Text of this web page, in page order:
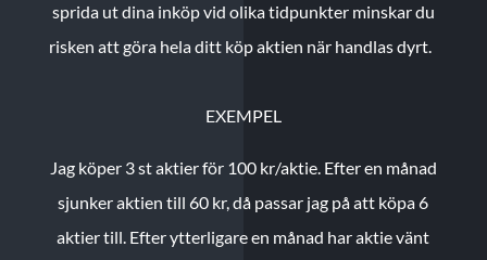
sprida ut dina inköp vid olika tidpunkter minskar du
risken att göra hela ditt köp aktien när handlas dyrt.
EXEMPEL
Jag köper 3 st aktier för 100 kr/aktie. Efter en månad
sjunker aktien till 60 kr, då passar jag på att köpa 6
aktier till. Efter ytterligare en månad har aktie vänt